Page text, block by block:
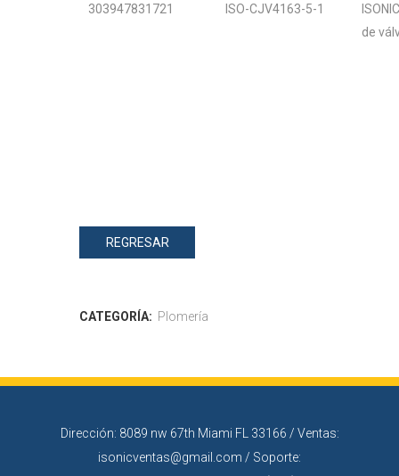
303947831721 ISO-CJV4163-5-1
de
REGRESAR
CATEGORÍA: Plomería
Dirección: 8089 nw 67th Miami FL 33166 / Ventas:
isonicventas@gmail.com / Soporte: